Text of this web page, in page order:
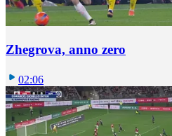
Zhegrova, anno zero
02:06